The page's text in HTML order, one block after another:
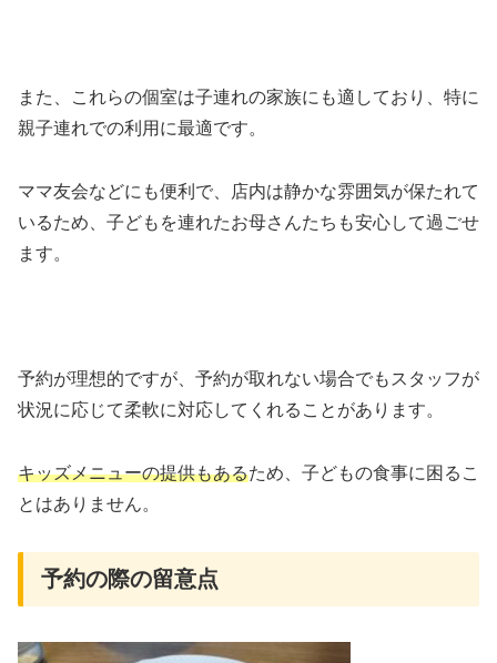
また、これらの個室は子連れの家族にも適しており、特に
親子連れでの利用に最適です。
ママ友会などにも便利で、店内は静かな雰囲気が保たれて
いるため、子どもを連れたお母さんたちも安心して過ごせ
ます。
予約が理想的ですが、予約が取れない場合でもスタッフが
状況に応じて柔軟に対応してくれることがあります。
キッズメニューの提供もあるため、子どもの食事に困るこ
とはありません。
予約の際の留意点